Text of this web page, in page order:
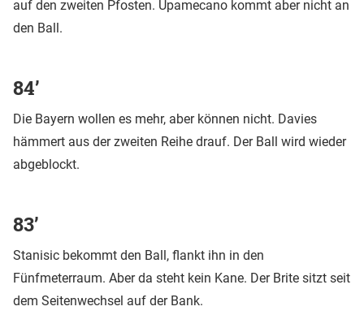
auf den zweiten Pfosten. Upamecano kommt aber nicht an
den Ball.
84’
Die Bayern wollen es mehr, aber können nicht. Davies
hämmert aus der zweiten Reihe drauf. Der Ball wird wieder
abgeblockt.
83’
Stanisic bekommt den Ball, flankt ihn in den
Fünfmeterraum. Aber da steht kein Kane. Der Brite sitzt seit
dem Seitenwechsel auf der Bank.